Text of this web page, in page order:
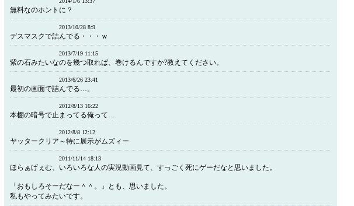
無料なのホントに？
2013/10/28 8:9
デスマスクで詰んでる・・・ｗ
2013/7/19 11:15
紫の石みたいなのを幾つ取れば、巻けるんですか?教えてください。
2013/6/26 23:41
最初の画面で詰んでる…。
2012/8/13 16:22
本棚の暗号で止まってる俺って…
2012/8/8 12:12
ヤッタークリア～特に展示がムズィー
2011/11/14 18:13
ほらぁげぇむ、いろいろな人の実況動画見て、すっごく死にゲーだなと思いました。
「おもしろそーだなー＾＾。」とも、思いました。
私もやってみたいです。